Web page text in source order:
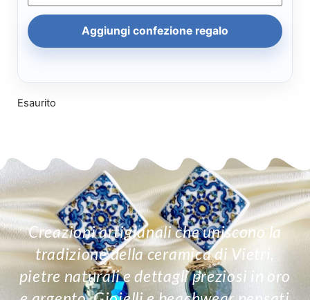
Aggiungi confezione regalo
Esaurito
Creazioni artigianali che uniscono la
tradizione della ceramica di Vietri,
pietre naturali e dettagli preziosi in oro